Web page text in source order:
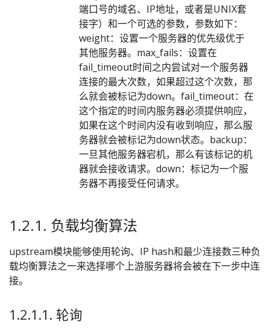
端口号的域名、IP地址，或者是UNIX套
接字）和一个可选的参数，参数如下：
weight：设置一个服务器的优先级优于
其他服务器。max_fails：设置在
fail_timeout时间之内尝试对一个服务器
连接的最大次数，如果超过这个次数，那
么就会被标记为down。fail_timeout：在
这个指定的时间内服务器必须提供响应，
如果在这个时间内没有收到响应，那么服
务器就会被标记为down状态。backup：
一旦其他服务器宕机，那么有该标记的机
器就会接收请求。down：标记为一个服
务器不再接受任何请求。
1.2.1. 负载均衡算法
upstream模块能够使用轮询、IP hash和最少连接数三种负
载均衡算法之一来选择哪个上游服务器将会被在下一步中连
接。
1.2.1.1. 轮询